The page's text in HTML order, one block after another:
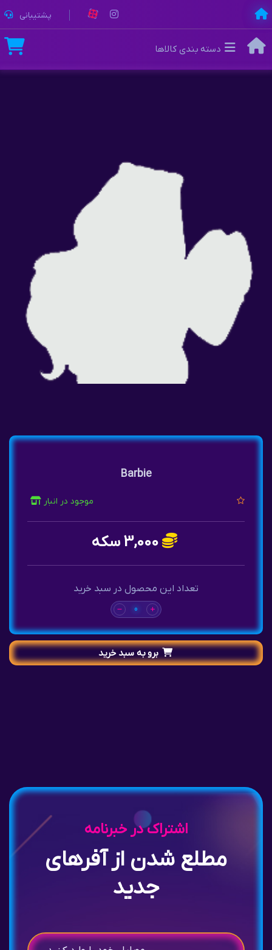
پشتیبانی
Barbie
موجود در انبار
3,000 سکه
تعداد این محصول در سبد خرید
0
اشتراک در خبرنامه
مطلع شدن از آفرهای
جدید